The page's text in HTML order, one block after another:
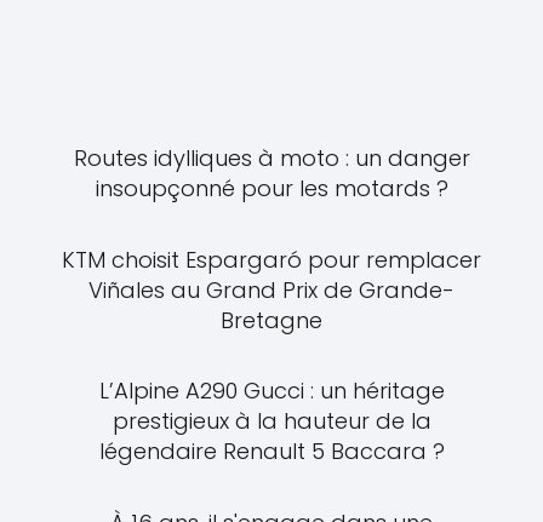
Routes idylliques à moto : un danger
insoupçonné pour les motards ?
KTM choisit Espargaró pour remplacer
Viñales au Grand Prix de Grande-
Bretagne
L’Alpine A290 Gucci : un héritage
prestigieux à la hauteur de la
légendaire Renault 5 Baccara ?